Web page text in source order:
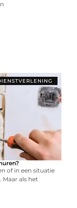
of in een situatie
als het